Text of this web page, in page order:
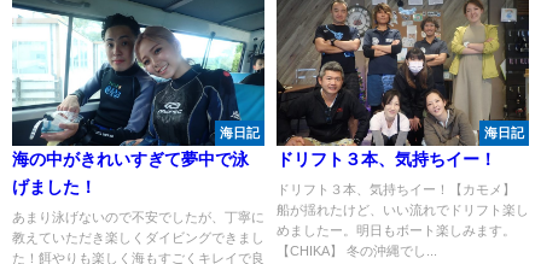
海日記
海の中がきれいすぎて夢中で泳
げました！
あまり泳げないので不安でしたが、丁寧に
教えていただき楽しくダイビングできまし
た！餌やりも楽しく海もすごくキレイで良
海日記
ドリフト３本、気持ちイー！
ドリフト３本、気持ちイー！【カモメ】
船が揺れたけど、いい流れでドリフト楽し
めましたー。明日もボート楽しみます。
【CHIKA】 冬の沖縄でし...